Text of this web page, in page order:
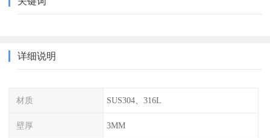
详细说明
材质 SUS304、316L
壁厚 3MM